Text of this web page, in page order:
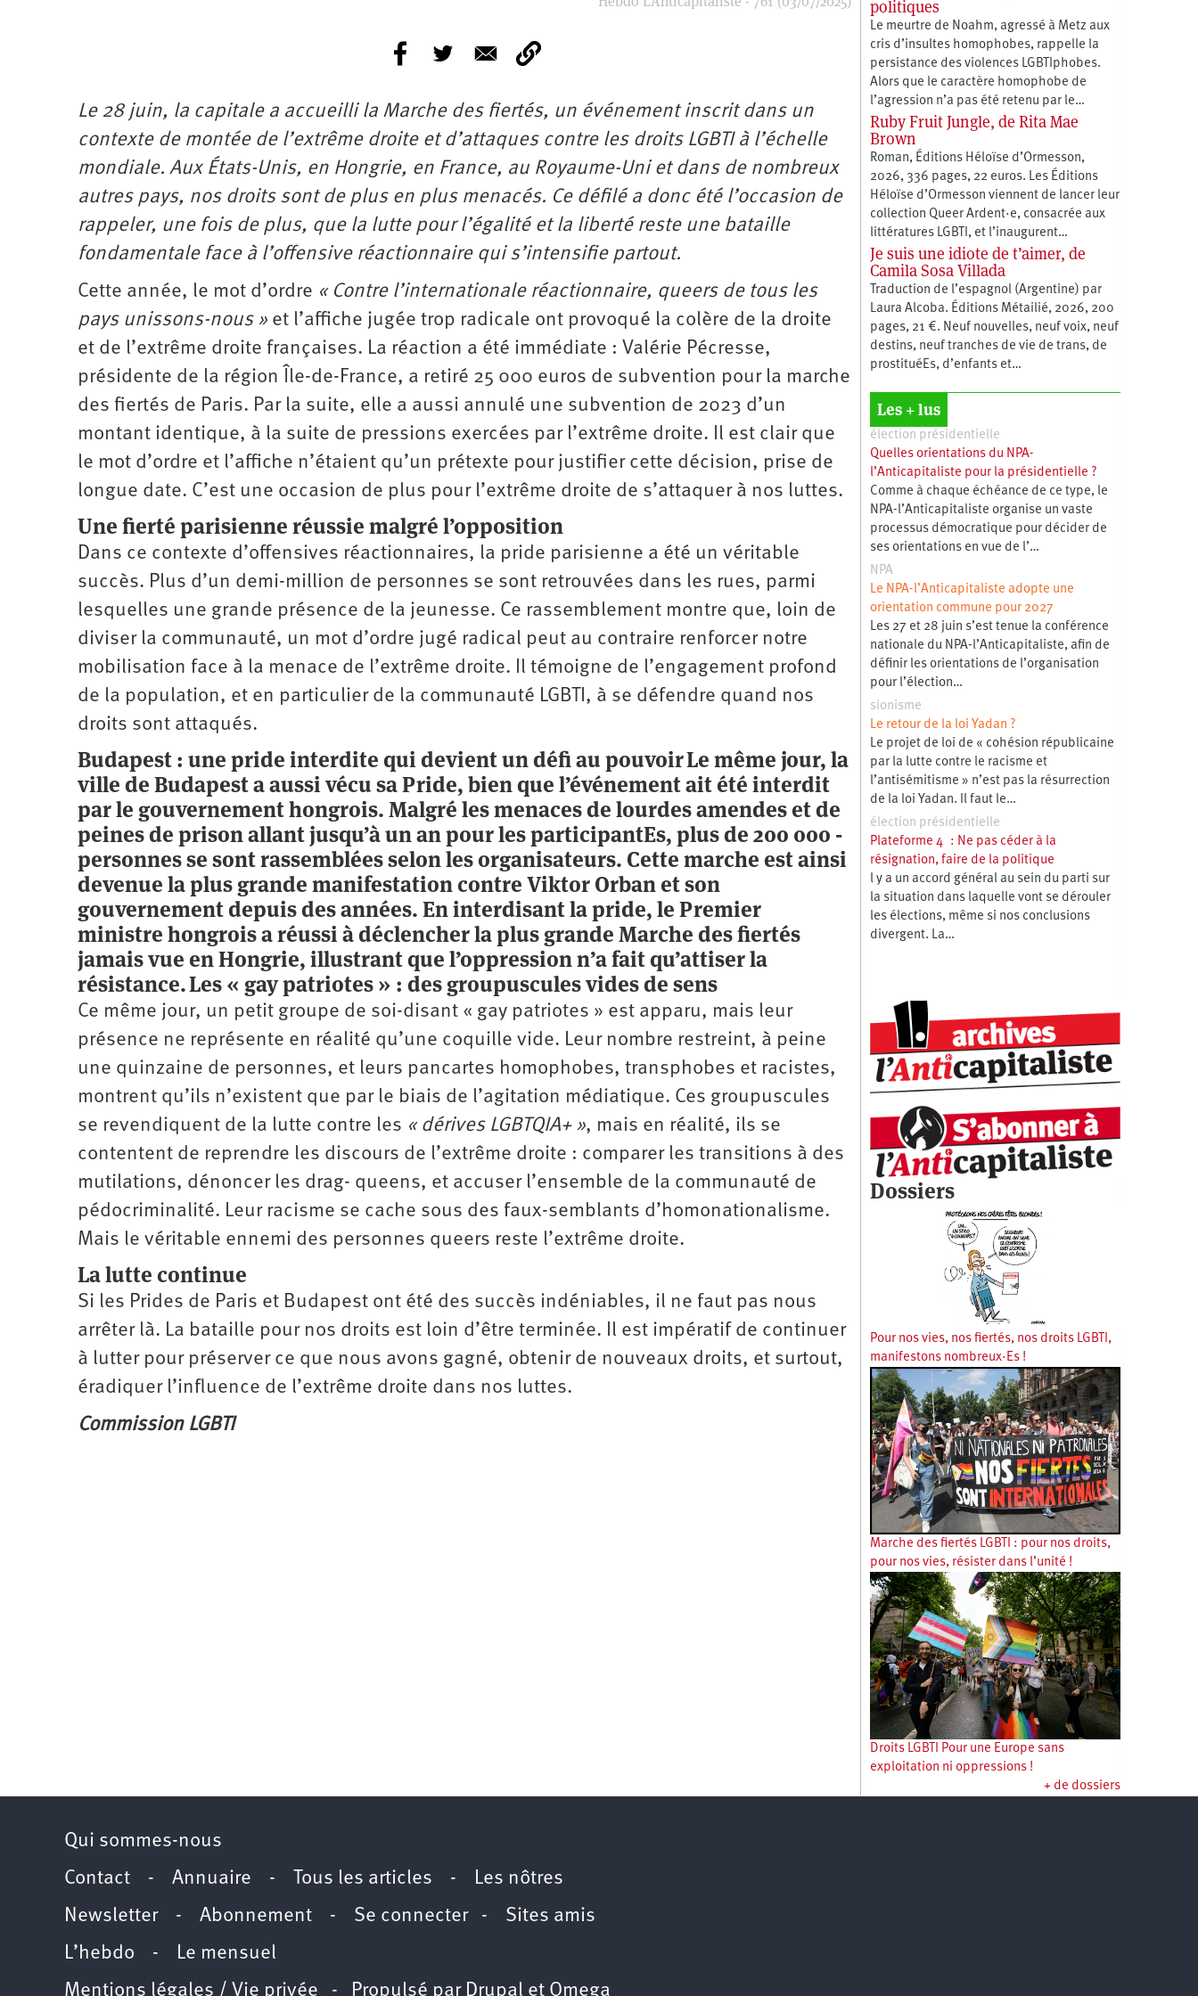
Le 28 juin, la capitale a accueilli la Marche des fiertés, un événement inscrit dans un
contexte de montée de l’extrême droite et d’attaques contre les droits LGBTI à l’échelle
mondiale. Aux États-Unis, en Hongrie, en France, au Royaume-Uni et dans de nombreux
autres pays, nos droits sont de plus en plus menacés. Ce défilé a donc été l’occasion de
rappeler, une fois de plus, que la lutte pour l’égalité et la liberté reste une bataille
fondamentale face à l’offensive réactionnaire qui s’intensifie partout.
Cette année, le mot d’ordre « Contre l’internationale réactionnaire, queers de tous les
pays unissons-nous » et l’affiche jugée trop radicale ont provoqué la colère de la droite
et de l’extrême droite françaises. La réaction a été immédiate : Valérie Pécresse,
présidente de la région Île-de-France, a retiré 25 000 euros de subvention pour la marche
des fiertés de Paris. Par la suite, elle a aussi annulé une subvention de 2023 d’un
montant identique, à la suite de pressions exercées par l’extrême droite. Il est clair que
le mot d’ordre et l’affiche n’étaient qu’un prétexte pour justifier cette décision, prise de
longue date. C’est une occasion de plus pour l’extrême droite de s’attaquer à nos luttes.
Une fierté parisienne réussie malgré l’opposition
Dans ce contexte d’offensives réactionnaires, la pride parisienne a été un véritable
succès. Plus d’un demi-million de personnes se sont retrouvées dans les rues, parmi
lesquelles une grande présence de la jeunesse. Ce rassemblement montre que, loin de
diviser la communauté, un mot d’ordre jugé radical peut au contraire renforcer notre
mobilisation face à la menace de l’extrême droite. Il témoigne de l’engagement profond
de la population, et en particulier de la communauté LGBTI, à se défendre quand nos
droits sont attaqués.
Budapest : une pride interdite qui devient un défi au pouvoirLe même jour, la
ville de Budapest a aussi vécu sa Pride, bien que l’événement ait été interdit
par le gouvernement hongrois. Malgré les menaces de lourdes amendes et de
peines de prison allant jusqu’à un an pour les participantEs, plus de 200 000 ­
personnes se sont rassemblées selon les organisateurs. Cette marche est ainsi
devenue la plus grande manifestation contre Viktor Orban et son
gouvernement depuis des années. En interdisant la pride, le Premier
ministre hongrois a réussi à déclencher la plus grande Marche des fiertés
jamais vue en Hongrie, illustrant que l’oppression n’a fait qu’attiser la
résistance.Les « gay patriotes » : des groupuscules vides de sens
Ce même jour, un petit groupe de soi-­disant « gay patriotes » est apparu, mais leur
présence ne représente en réalité qu’une coquille vide. Leur nombre restreint, à peine
une quinzaine de personnes, et leurs pancartes homophobes, transphobes et racistes,
montrent qu’ils n’existent que par le biais de l’agitation médiatique. Ces groupuscules
se revendiquent de la lutte contre les « dérives LGBTQIA+ », mais en réalité, ils se
contentent de reprendre les discours de l’extrême droite : comparer les transitions à des
mutilations, dénoncer les drag- queens, et accuser l’ensemble de la communauté de
pédocriminalité. Leur racisme se cache sous des faux-semblants d’homonationalisme.
Mais le véritable ennemi des personnes queers reste l’extrême droite.
La lutte continue
Si les Prides de Paris et Budapest ont été des succès indéniables, il ne faut pas nous
arrêter là. La bataille pour nos droits est loin d’être terminée. Il est impératif de continuer
à lutter pour préserver ce que nous avons gagné, obtenir de nouveaux droits, et surtout,
éradiquer l’influence de l’extrême droite dans nos luttes.
Commission LGBTI
politiques
Le meurtre de Noahm, agressé à Metz aux
cris d’insultes homophobes, rappelle la
persistance des violences LGBTIphobes.
Alors que le caractère homophobe de
l’agression n’a pas été retenu par le…
Ruby Fruit Jungle, de Rita Mae
Brown
Roman, Éditions Héloïse d’Ormesson,
2026, 336 pages, 22 euros. Les Éditions
Héloïse d’Ormesson viennent de lancer leur
collection Queer Ardent·e, consacrée aux
littératures LGBTI, et l’inaugurent…
Je suis une idiote de t’aimer, de
Camila Sosa Villada
Traduction de l’espagnol (Argentine) par
Laura Alcoba. Éditions Métailié, 2026, 200
pages, 21 €. Neuf nouvelles, neuf voix, neuf
destins, neuf tranches de vie de trans, de
prostituéEs, d’enfants et…
Les + lus
élection présidentielle
Quelles orientations du NPA-
l’Anticapitaliste pour la présidentielle ?
Comme à chaque échéance de ce type, le
NPA-l’Anticapitaliste organise un vaste
processus démocratique pour décider de
ses orientations en vue de l’…
NPA
Le NPA-l’Anticapitaliste adopte une
orientation commune pour 2027
Les 27 et 28 juin s’est tenue la conférence
nationale du NPA-l’Anticapitaliste, afin de
définir les orientations de l’organisation
pour l’élection…
sionisme
Le retour de la loi Yadan ?
Le projet de loi de « cohésion républicaine
par la lutte contre le racisme et
l’antisémitisme » n’est pas la résurrection
de la loi Yadan. Il faut le…
élection présidentielle
Plateforme 4 : Ne pas céder à la
résignation, faire de la politique
l y a un accord général au sein du parti sur
la situation dans laquelle vont se dérouler
les élections, même si nos conclusions
divergent. La…
Dossiers
Pour nos vies, nos fiertés, nos droits LGBTI,
manifestons nombreux·Es !
Marche des fiertés LGBTI : pour nos droits,
pour nos vies, résister dans l’unité !
Droits LGBTI Pour une Europe sans
exploitation ni oppressions !
+ de dossiers
Qui sommes-nous
Contact - Annuaire - Tous les articles - Les nôtres
Newsletter- Abonnement - Se connecter- Sites amis
L’hebdo - Le mensuel
Mentions légales / Vie privée - Propulsé par Drupal et Omega